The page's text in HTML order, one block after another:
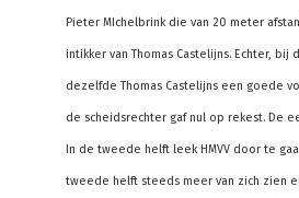
Pieter MIchelbrink die van 20 meter
intikker van Thomas Castelijns. Echter,
dezelfde Thomas Castelijns een goede
de scheidsrechter gaf nul op rekest. De
In de tweede helft leek HMVV door te
tweede helft steeds meer van zich zien